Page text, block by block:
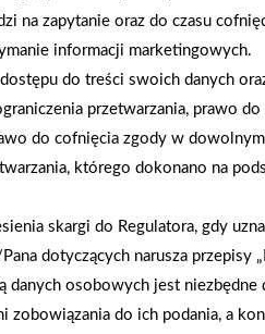
na zapytanie oraz do czasu
informacji marketingowych.
do treści swoich danych
przetwarzania, prawo
do cofnięcia zgody w
którego dokonano na
skargi do Regulatora, gdy
dotyczących narusza przepisy
danych osobowych jest
zobowiązania do ich podania, a